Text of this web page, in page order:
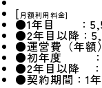
[ 月額利用料金]
●1年目 ：
●2年目以降：
●運営費（年額）
●初年度 ：
●2年目以降 ：
●契約期間：1年